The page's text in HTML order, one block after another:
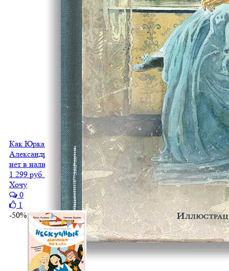
Как Юрка от школы отдыхал
Александр Колесников
нет в наличии
1 299 руб.
650 руб.
Хочу
0
1
-50%